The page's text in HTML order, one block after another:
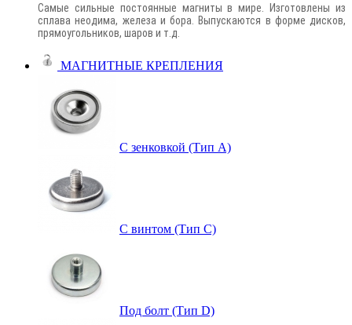
Самые сильные постоянные магниты в мире. Изготовлены из
сплава неодима, железа и бора. Выпускаются в форме дисков,
прямоугольников, шаров и т.д.
МАГНИТНЫЕ КРЕПЛЕНИЯ
С зенковкой (Тип А)
С винтом (Тип C)
Под болт (Тип D)